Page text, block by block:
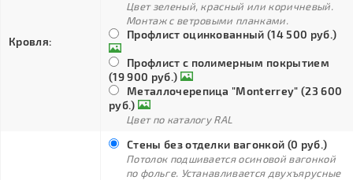
Кровля:
Цвет зеленый, красный или коричневый.
Монтаж с ветровыми планками.
Профлист оцинкованный (14 500 руб.)
Профлист с полимерным покрытием
(19 900 руб.)
Металлочерепица "Monterrey" (23 600
руб.)
Цвет по каталогу RAL
Стены без отделки вагонкой (0 руб.)
Потолок подшивается осиновой вагонкой
по фольге. Устанавливается двухъярусные